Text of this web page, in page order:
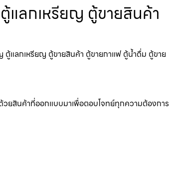
แลกเหรียญ ตู้ขายสินค้า
ตู้แลกเหรียญ ตู้ขายสินค้า ตู้ขายกาแฟ ตู้น้ำดื่ม ตู้ขาย
วยสินค้าที่ออกแบบมาเพื่อตอบโจทย์ทุกความต้องการ